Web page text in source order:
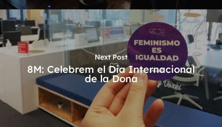
Next Post
8M: Celebrem el Dia Internacional
de la Dona